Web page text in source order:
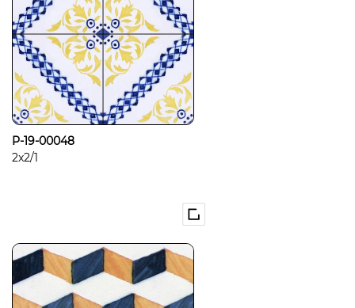
P-19-00048
2x2/1